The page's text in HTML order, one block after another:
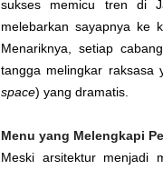
sukses memicu tren di
melebarkan sayapnya ke
Menariknya, setiap
tangga melingkar
space) yang dramatis.
Menu yang Melengkapi
Meski arsitektur menjadi